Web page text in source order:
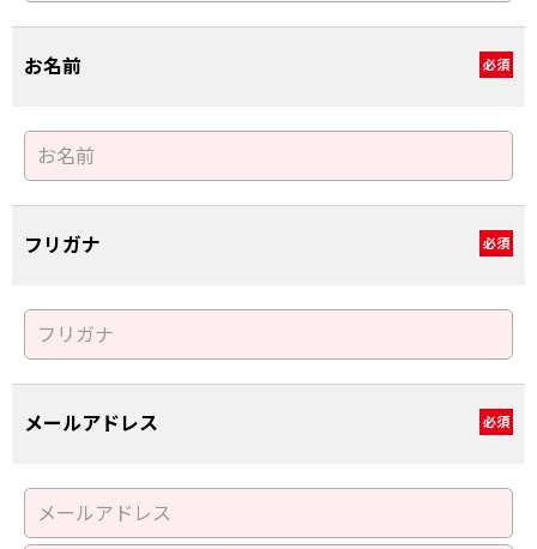
お名前 必須
フリガナ 必須
メールアドレス 必須